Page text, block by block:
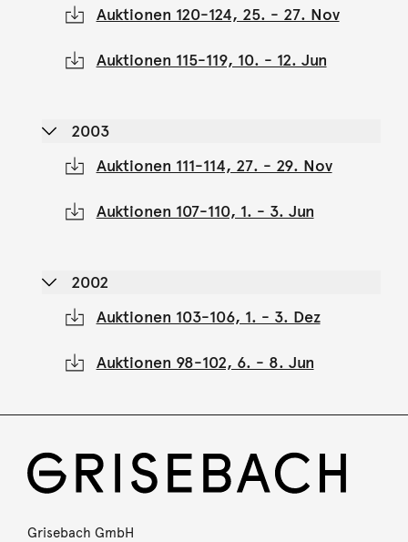
Auktionen 120-124, 25. - 27. Nov
Auktionen 115-119, 10. - 12. Jun
2003
Auktionen 111-114, 27. - 29. Nov
Auktionen 107-110, 1. - 3. Jun
2002
Auktionen 103-106, 1. - 3. Dez
Auktionen 98-102, 6. - 8. Jun
Grisebach GmbH